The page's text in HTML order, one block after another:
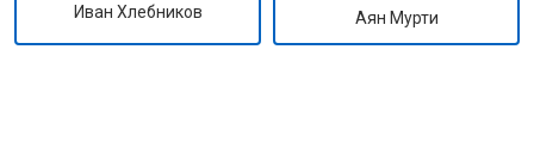
Иван Хлебников Аян Мурти